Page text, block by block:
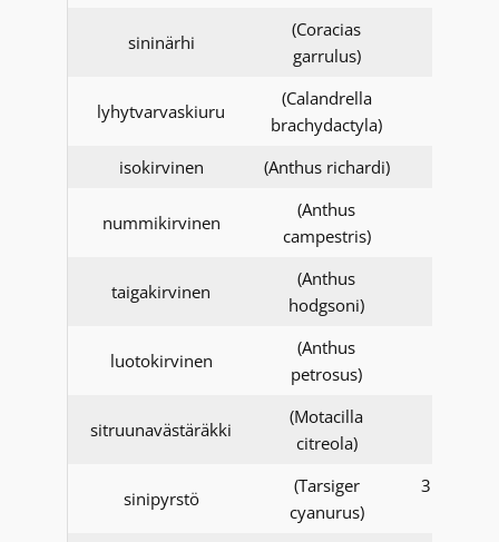
sininärhi
(Coracias
garrulus)
lyhytvarvaskiuru
(Calandrella
brachydactyla)
isokirvinen
(Anthus richardi)
nummikirvinen
(Anthus
campestris)
taigakirvinen
(Anthus
hodgsoni)
luotokirvinen
(Anthus
petrosus)
sitruunavästäräkki
(Motacilla
citreola)
sinipyrstö
(Tarsiger
cyanurus)